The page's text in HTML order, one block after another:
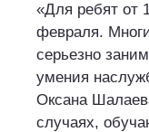
«Для ребят от
февраля.
серьезно
умения
Оксана
случаях,